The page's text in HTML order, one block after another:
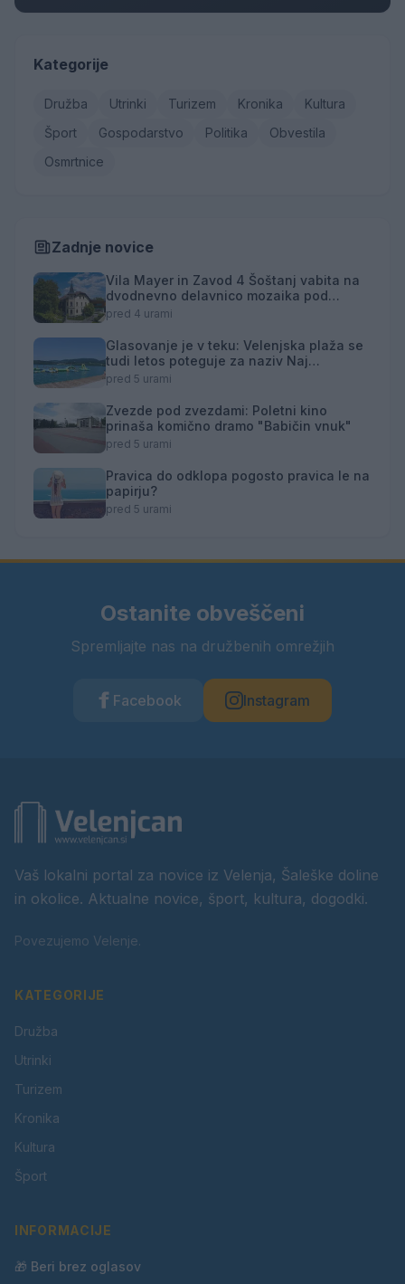
Kategorije
Družba Utrinki Turizem Kronika
Kultura
Šport
Gospodarstvo Politika
Obvestila
Osmrtnice
Zadnje novice
Vila Mayer in Zavod 4 Šoštanj vabita na
dvodnevno delavnico mozaika pod
mentorstvom Mojce Marije Černivšek
pred 4 urami
Glasovanje je v teku: Velenjska plaža se
tudi letos poteguje za naziv Naj
kopališče
pred 5 urami
Zvezde pod zvezdami: Poletni kino
prinaša komično dramo "Babičin vnuk"
pred 5 urami
Pravica do odklopa pogosto pravica le na
papirju?
pred 5 urami
Ostanite obveščeni
Spremljajte nas na družbenih omrežjih
Facebook Instagram
Vaš lokalni portal za novice iz Velenja, Šaleške doline
in okolice. Aktualne novice, šport, kultura, dogodki.
Povezujemo Velenje.
KATEGORIJE
Družba
Utrinki
Turizem
Kronika
Kultura
Šport
INFORMACIJE
🎁 Beri brez oglasov